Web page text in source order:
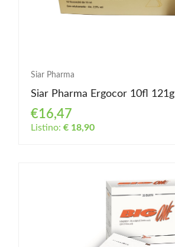
Siar Pharma
Siar Pharma Ergocor 10fl 121g
€16,47
Listino: € 18,90